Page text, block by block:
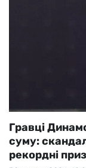
Гравці
суму:
рекордні